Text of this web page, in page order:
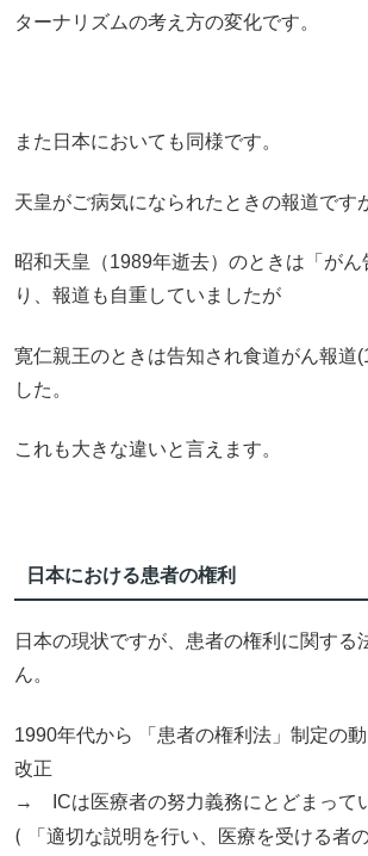
ターナリズムの考え方の変化です。
また日本においても同様です。
天皇がご病気になられたときの報道です
昭和天皇（1989年逝去）のときは「がん
り、報道も自重していましたが
寛仁親王のときは告知され食道がん報道
した。
これも大きな違いと言えます。
日本における患者の権利
日本の現状ですが、患者の権利に関する
ん。
1990年代から 「患者の権利法」制定の
改正
→ ICは医療者の努力義務にとどまって
( 「適切な説明を行い、医療を受ける者